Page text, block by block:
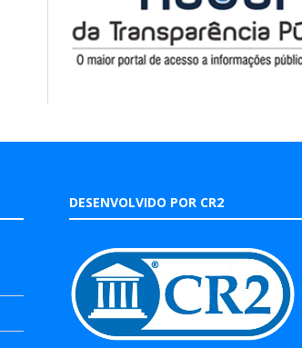
DESENVOLVIDO POR CR2